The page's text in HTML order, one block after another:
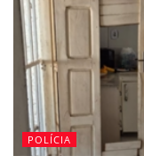
POLÍCIA